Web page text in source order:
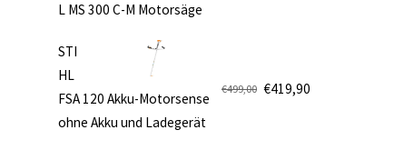
L MS 300 C-M Motorsäge
war:
€1.249,00
ist:
€999,90.
STI
HL
FSA 120 Akku-Motorsense
ohne Akku und Ladegerät
€499,00
Ursprünglicher
Preis
€419,90
Aktueller
Preis